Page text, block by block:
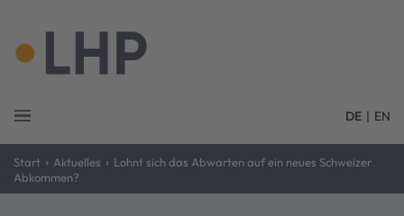
DE | EN
Start › Aktuelles › Lohnt sich das Abwarten auf ein neues Schweizer
Abkommen?